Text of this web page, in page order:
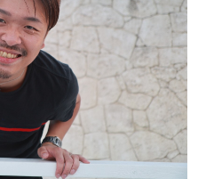
た個人の環境は、各自の責
ができる
を担当する開発メンバーが
担当するメンバーが中心
、途中の成果を随時確認し